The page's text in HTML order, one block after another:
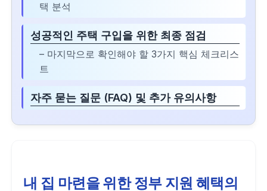
택 분석
성공적인 주택 구입을 위한 최종 점검
– 마지막으로 확인해야 할 3가지 핵심 체크리스
트
자주 묻는 질문 (FAQ) 및 추가 유의사항
내 집 마련을 위한 정부 지원 혜택의